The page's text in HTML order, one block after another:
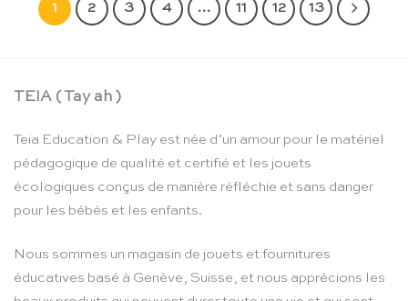
1 2 3 4 … 11 12 13
TEIA ( Tay ah )
Teia Education & Play est née d’un amour pour le matériel
pédagogique de qualité et certifié et les jouets
écologiques conçus de manière réfléchie et sans danger
pour les bébés et les enfants.
Nous sommes un magasin de jouets et fournitures
éducatives basé à Genève, Suisse, et nous apprécions les